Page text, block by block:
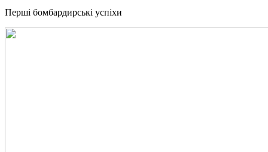
Перші бомбардирські успіхи